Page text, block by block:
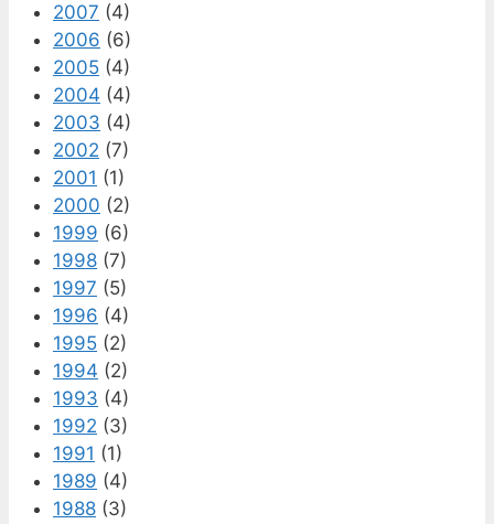
2007 (4)
2006 (6)
2005 (4)
2004 (4)
2003 (4)
2002 (7)
2001 (1)
2000 (2)
1999 (6)
1998 (7)
1997 (5)
1996 (4)
1995 (2)
1994 (2)
1993 (4)
1992 (3)
1991 (1)
1989 (4)
1988 (3)